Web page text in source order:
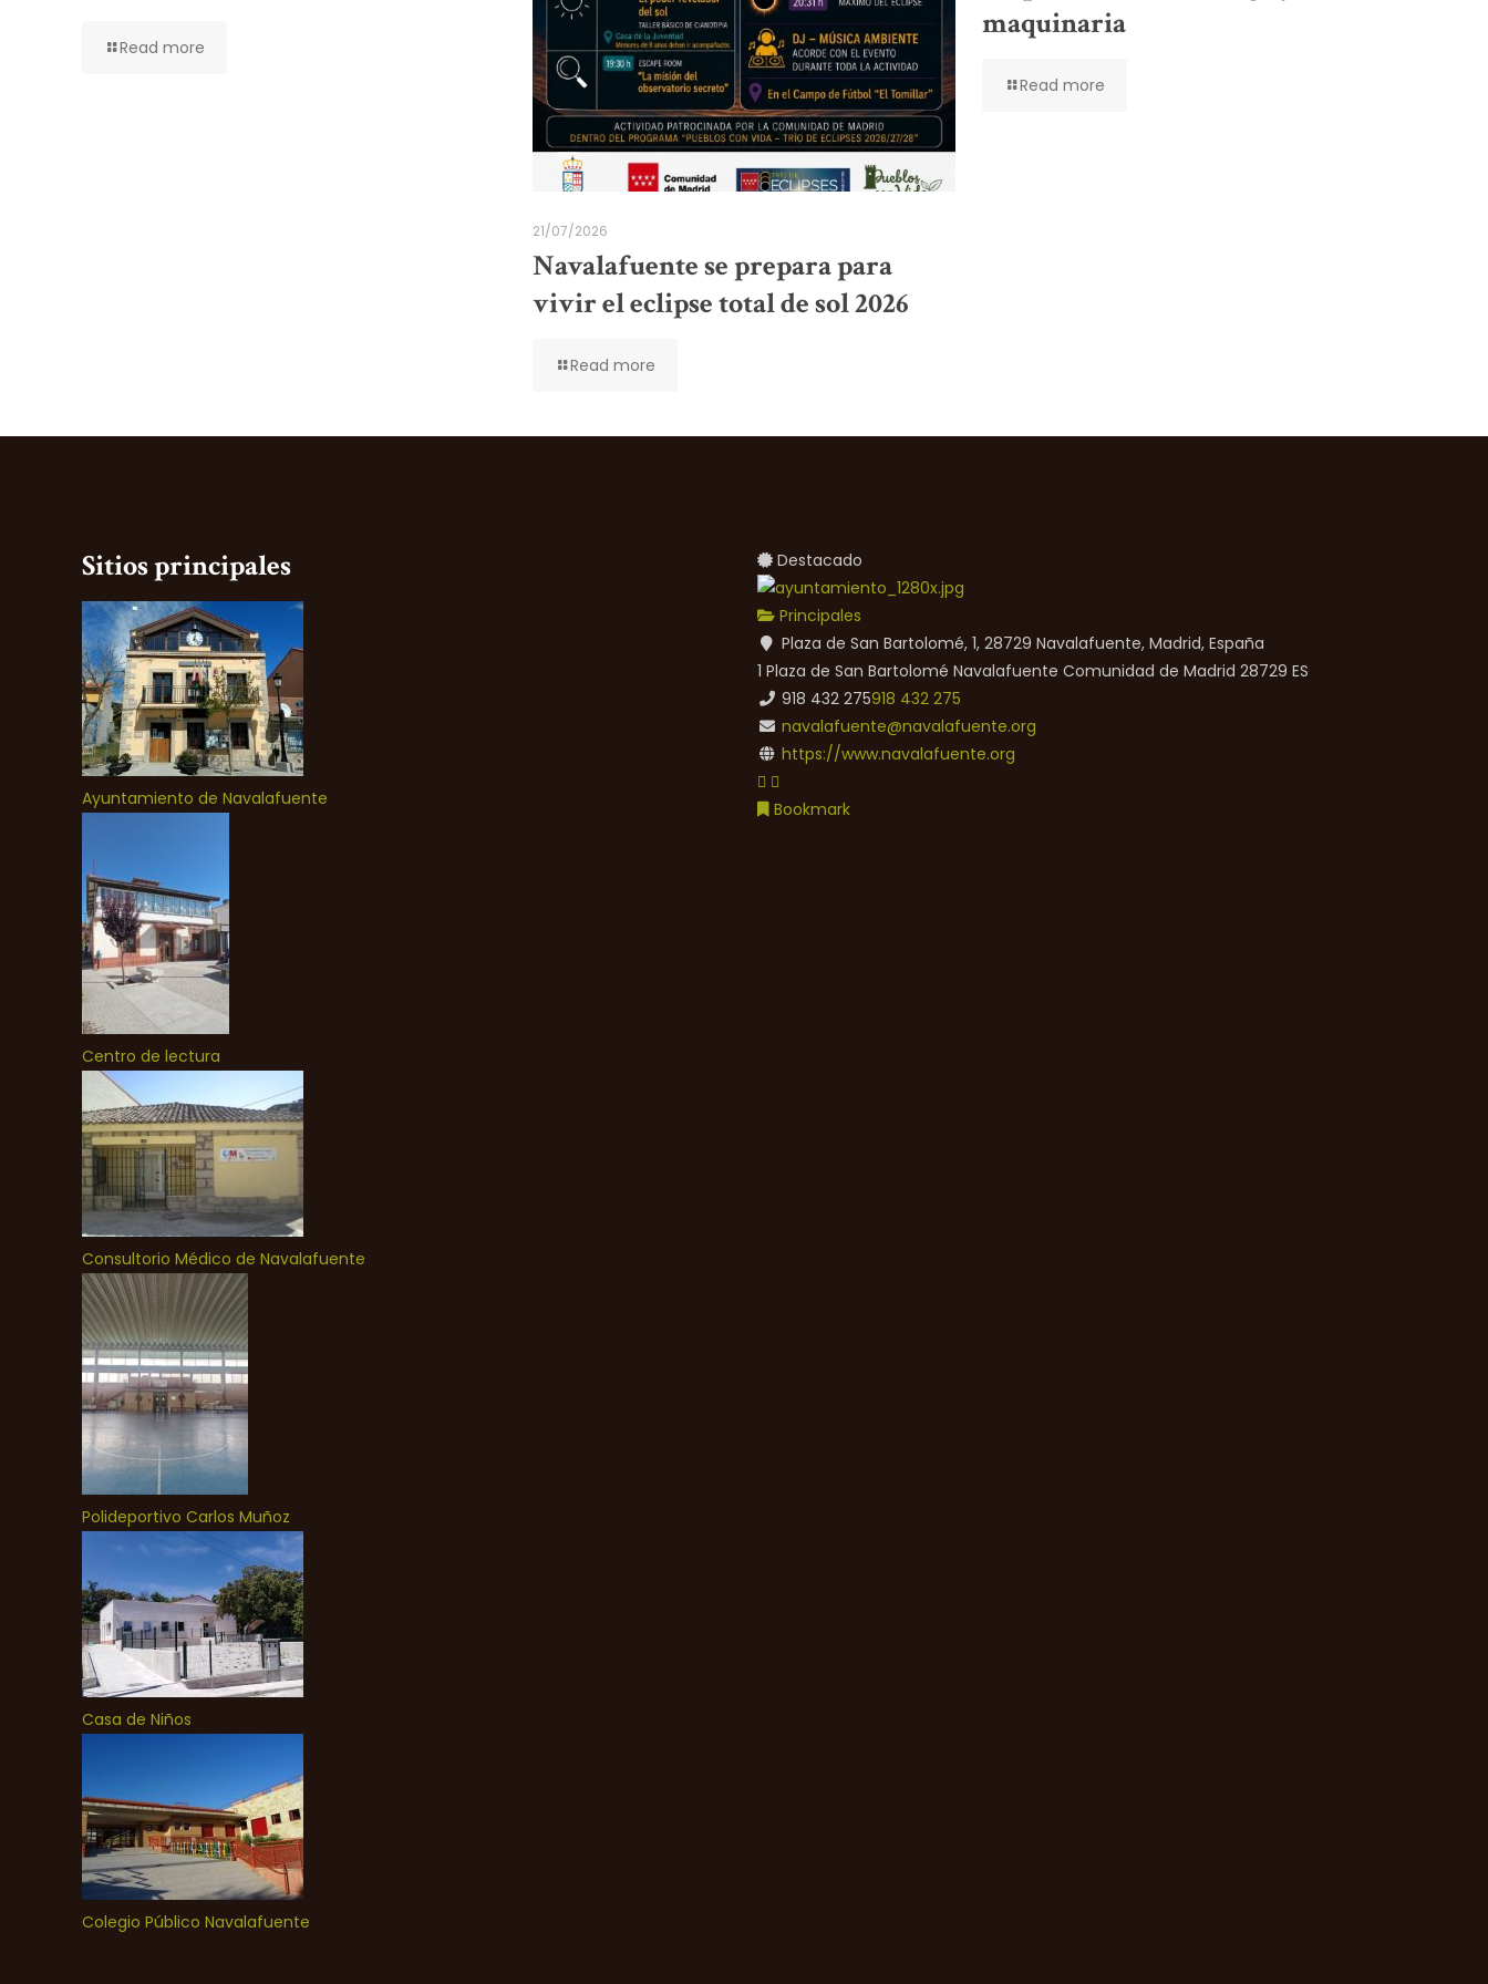
Read more
21/07/2026
Navalafuente se prepara para
vivir el eclipse total de sol 2026
Read more
maquinaria
Read more
Sitios principales
Ayuntamiento de Navalafuente
Centro de lectura
Consultorio Médico de Navalafuente
Polideportivo Carlos Muñoz
Casa de Niños
Colegio Público Navalafuente
Destacado
Principales
Plaza de San Bartolomé, 1, 28729 Navalafuente, Madrid, España
1 Plaza de San Bartolomé Navalafuente Comunidad de Madrid 28729 ES
918 432 275918 432 275
navalafuente@navalafuente.org
https://www.navalafuente.org
Bookmark